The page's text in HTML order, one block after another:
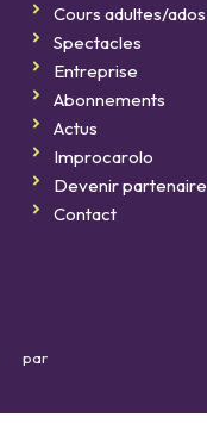
Cours adultes/ados
Spectacles
Entreprise
Abonnements
Actus
Improcarolo
Devenir partenaire
Contact
par